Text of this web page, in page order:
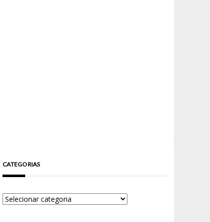
CATEGORIAS